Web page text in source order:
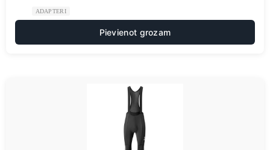
ADAPTERI
Pievienot grozam